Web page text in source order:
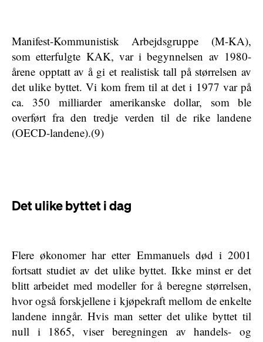
Manifest-Kommunistisk Arbejdsgruppe (M-KA),
som etterfulgte KAK, var i begynnelsen av 1980-
årene opptatt av å gi et realistisk tall på størrelsen av
det ulike byttet. Vi kom frem til at det i 1977 var på
ca. 350 milliarder amerikanske dollar, som ble
overført fra den tredje verden til de rike landene
(OECD-landene).(9)
Det ulike byttet i dag
Flere økonomer har etter Emmanuels død i 2001
fortsatt studiet av det ulike byttet. Ikke minst er det
blitt arbeidet med modeller for å beregne størrelsen,
hvor også forskjellene i kjøpekraft mellom de enkelte
landene inngår. Hvis man setter det ulike byttet til
null i 1865, viser beregningen av handels- og